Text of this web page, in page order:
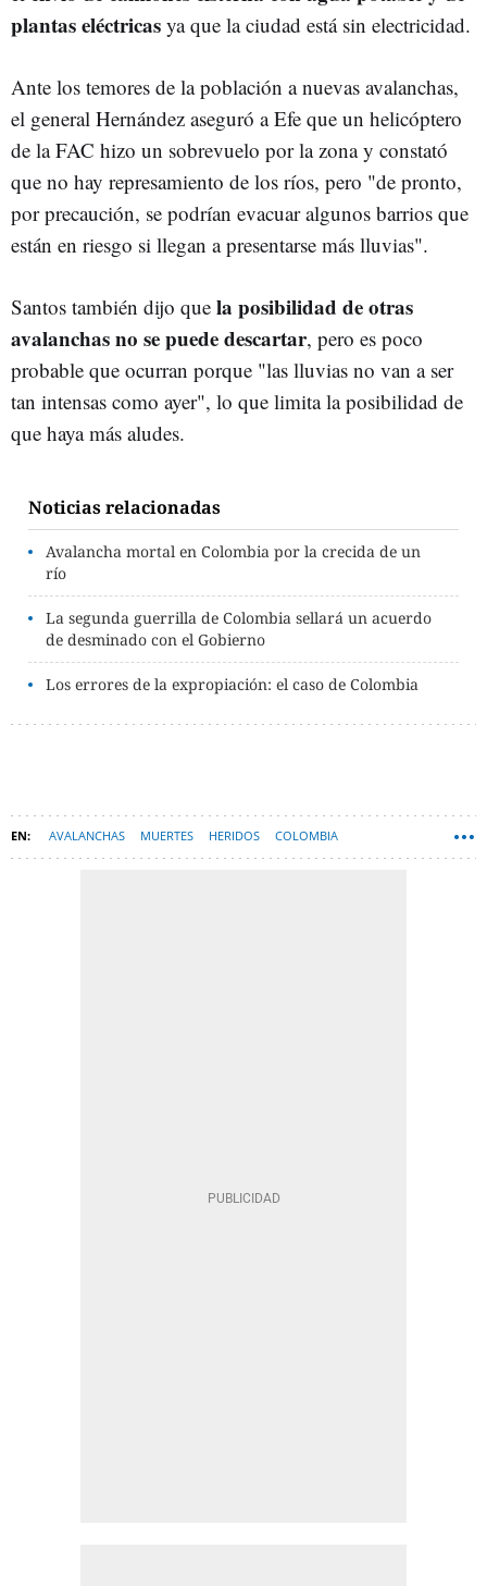
plantas eléctricas ya que la ciudad está sin electricidad.
Ante los temores de la población a nuevas avalanchas,
el general Hernández aseguró a Efe que un helicóptero
de la FAC hizo un sobrevuelo por la zona y constató
que no hay represamiento de los ríos, pero "de pronto,
por precaución, se podrían evacuar algunos barrios que
están en riesgo si llegan a presentarse más lluvias".
Santos también dijo que la posibilidad de otras
avalanchas no se puede descartar, pero es poco
probable que ocurran porque "las lluvias no van a ser
tan intensas como ayer", lo que limita la posibilidad de
que haya más aludes.
Noticias relacionadas
Avalancha mortal en Colombia por la crecida de un
río
La segunda guerrilla de Colombia sellará un acuerdo
de desminado con el Gobierno
Los errores de la expropiación: el caso de Colombia
AVALANCHAS MUERTES HERIDOS COLOMBIA